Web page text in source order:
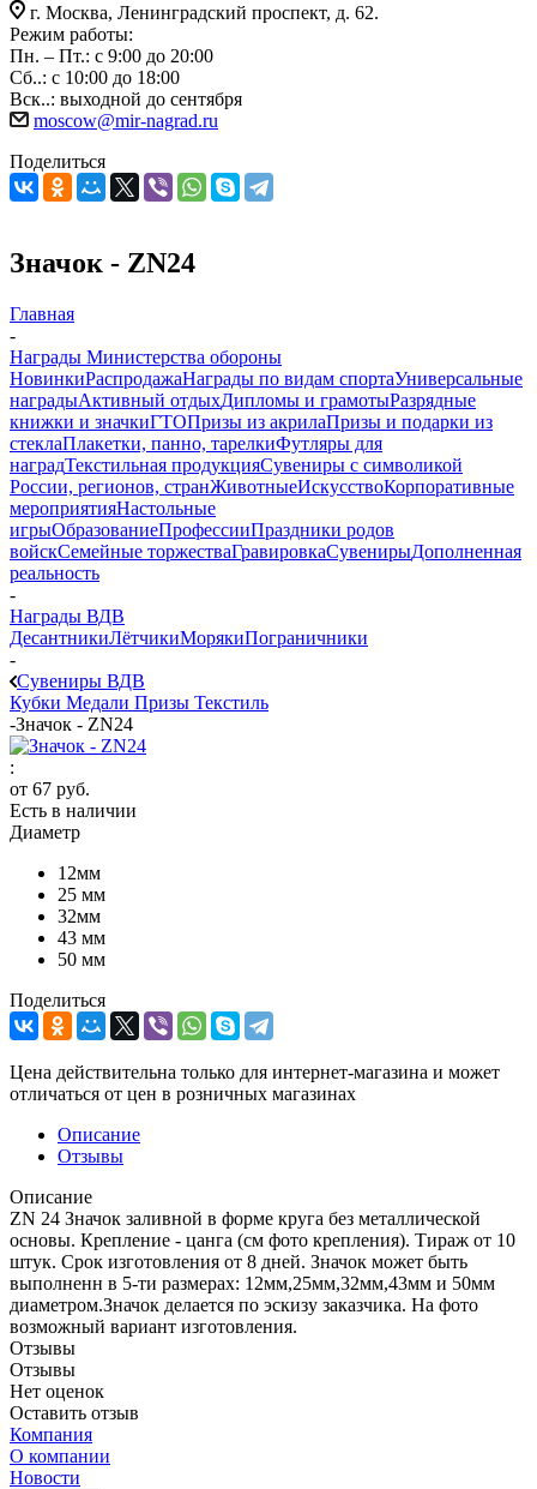
г. Москва, Ленинградский проспект, д. 62.
Режим работы:
Пн. – Пт.: с 9:00 до 20:00
Сб..: с 10:00 до 18:00
Вск..: выходной до сентября
moscow@mir-nagrad.ru
Поделиться
Значок - ZN24
Главная
-
Награды Министерства обороны
НовинкиРаспродажаНаграды по видам спортаУниверсальные
наградыАктивный отдыхДипломы и грамотыРазрядные
книжки и значкиГТОПризы из акрилаПризы и подарки из
стеклаПлакетки, панно, тарелкиФутляры для
наградТекстильная продукцияСувениры с символикой
России, регионов, странЖивотныеИскусствоКорпоративные
мероприятияНастольные
игрыОбразованиеПрофессииПраздники родов
войскСемейные торжестваГравировкаСувенирыДополненная
реальность
-
Награды ВДВ
ДесантникиЛётчикиМорякиПограничники
-
Сувениры ВДВ
Кубки Медали Призы Текстиль
-Значок - ZN24
:
от 67 руб.
Есть в наличии
Диаметр
12мм
25 мм
32мм
43 мм
50 мм
Поделиться
Цена действительна только для интернет-магазина и может
отличаться от цен в розничных магазинах
Описание
Отзывы
Описание
ZN 24 Значок заливной в форме круга без металлической
основы. Крепление - цанга (см фото крепления). Тираж от 10
штук. Срок изготовления от 8 дней. Значок может быть
выполненн в 5-ти размерах: 12мм,25мм,32мм,43мм и 50мм
диаметром.Значок делается по эскизу заказчика. На фото
возможный вариант изготовления.
Отзывы
Отзывы
Нет оценок
Оставить отзыв
Компания
О компании
Новости